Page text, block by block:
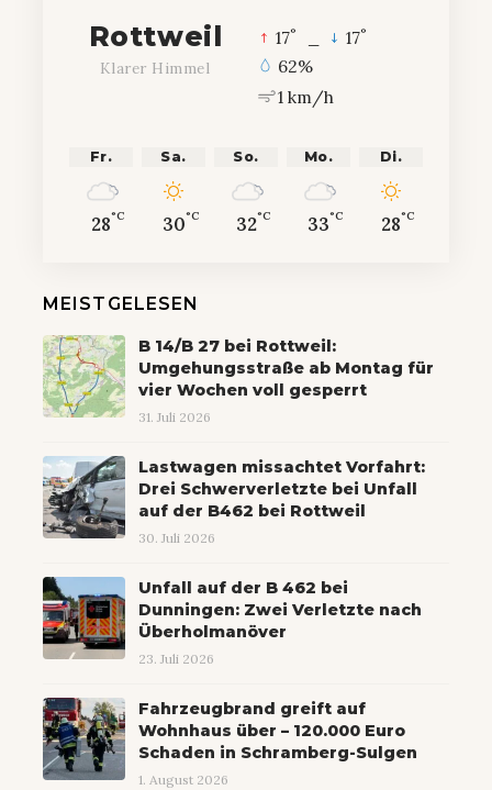
Rottweil
Klarer Himmel
17° 17°
62%
1 km/h
Fr.
28°C
Sa.
30°C
So.
32°C
Mo.
33°C
Di.
28°C
MEISTGELESEN
B 14/B 27 bei Rottweil:
Umgehungsstraße ab Montag für
vier Wochen voll gesperrt
31. Juli 2026
Lastwagen missachtet Vorfahrt:
Drei Schwerverletzte bei Unfall
auf der B462 bei Rottweil
30. Juli 2026
Unfall auf der B 462 bei
Dunningen: Zwei Verletzte nach
Überholmanöver
23. Juli 2026
Fahrzeugbrand greift auf
Wohnhaus über – 120.000 Euro
Schaden in Schramberg-Sulgen
1. August 2026